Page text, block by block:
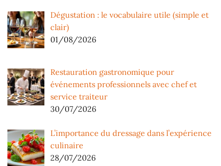
Dégustation : le vocabulaire utile (simple et
clair)
01/08/2026
Restauration gastronomique pour
événements professionnels avec chef et
service traiteur
30/07/2026
L’importance du dressage dans l’expérience
culinaire
28/07/2026